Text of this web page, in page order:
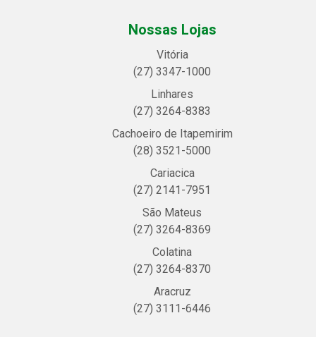
Nossas Lojas
Vitória
(27) 3347-1000
Linhares
(27) 3264-8383
Cachoeiro de Itapemirim
(28) 3521-5000
Cariacica
(27) 2141-7951
São Mateus
(27) 3264-8369
Colatina
(27) 3264-8370
Aracruz
(27) 3111-6446